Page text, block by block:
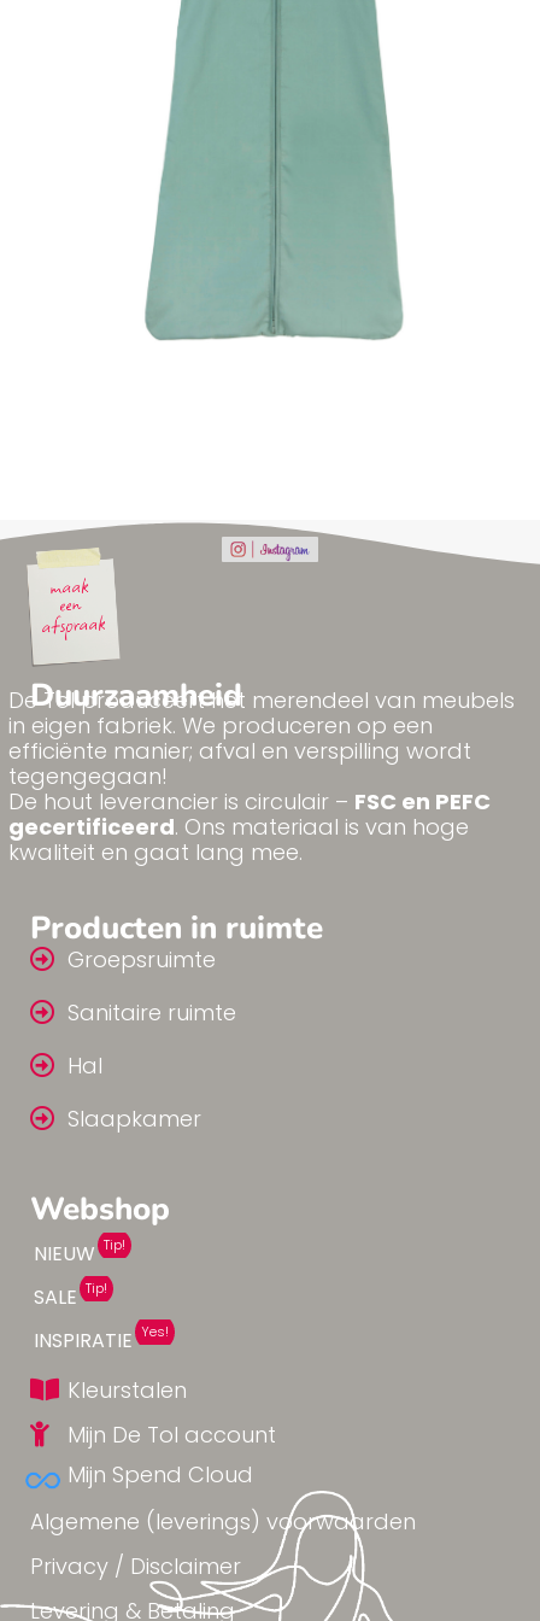
Webshop
NIEUW Tip!
SALE Tip!
INSPIRATIE Yes!
Kleurstalen
Mijn De Tol account
Mijn Spend Cloud
Algemene (leverings) voorwaarden
Privacy / Disclaimer
Levering & Betaling
Producten in ruimte
Groepsruimte
Sanitaire ruimte
Hal
Slaapkamer
Duurzaamheid
De Tol produceert het merendeel van meubels
in eigen fabriek. We produceren op een
efficiënte manier; afval en verspilling wordt
tegengegaan!
De hout leverancier is circulair – FSC en PEFC
gecertificeerd. Ons materiaal is van hoge
kwaliteit en gaat lang mee.